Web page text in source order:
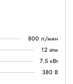
800 л/мин
12 атм
7.5 кВт
380 В